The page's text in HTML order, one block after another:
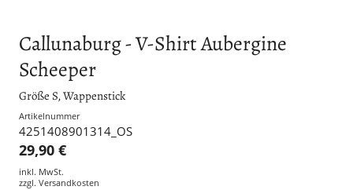
Callunaburg - V-Shirt Aubergine
Scheeper
Größe S, Wappenstick
Artikelnummer
4251408901314_OS
29,90 €
inkl. MwSt.
zzgl. Versandkosten